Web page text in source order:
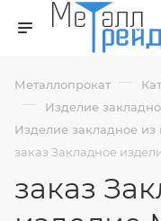
Металлопрокат —
— Изделие
Изделие закладное из
заказ Закладное
заказ